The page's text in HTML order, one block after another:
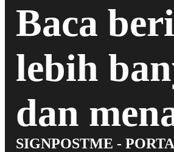
Baca
lebih
dan
SIGNPOSTME -